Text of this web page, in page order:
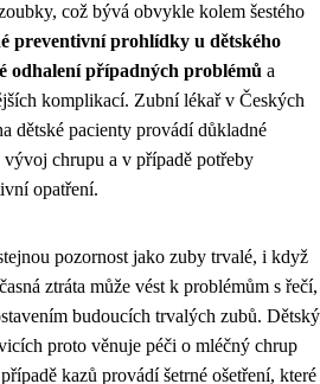
což bývá obvykle kolem šestého
preventivní prohlídky u dětského
odhalení případných problémů a
komplikací. Zubní lékař v Českých
dětské pacienty provádí důkladné
chrupu a v případě potřeby
opatření.
pozornost jako zuby trvalé, i když
ztráta může vést k problémům s řečí,
budoucích trvalých zubů. Dětský
proto věnuje péči o mléčný chrup
kazů provádí šetrné ošetření, které